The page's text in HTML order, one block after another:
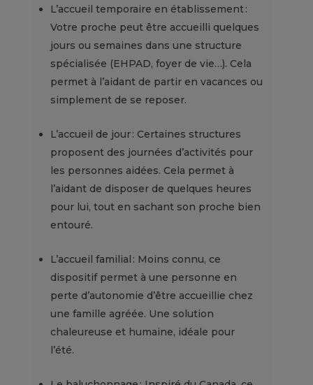
L’accueil temporaire en établissement :
Votre proche peut être accueilli quelques
jours ou semaines dans une structure
spécialisée (EHPAD, foyer de vie…). Cela
permet à l’aidant de partir en vacances ou
simplement de se reposer.
L’accueil de jour : Certaines structures
proposent des journées d’activités pour
les personnes aidées. Cela permet à
l’aidant de disposer de quelques heures
pour lui, tout en sachant son proche bien
entouré.
L’accueil familial : Moins connu, ce
dispositif permet à une personne en
perte d’autonomie d’être accueillie chez
une famille agréée. Une solution
chaleureuse et humaine, idéale pour
l’été.